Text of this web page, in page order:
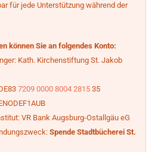
für jede Unterstützung während der
können Sie an folgendes Konto:
Kath. Kirchenstiftung St. Jakob
7209 0000 8004 2815 35
VR Bank Augsburg-Ostallgäu eG
Spende Stadtbücherei St.